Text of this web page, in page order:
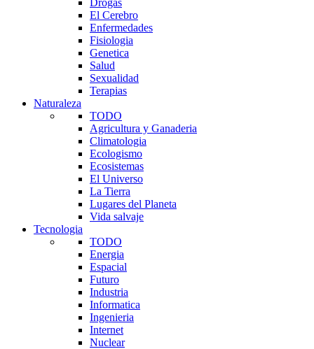
El Cerebro
Enfermedades
Fisiologia
Genetica
Salud
Sexualidad
Terapias
Naturaleza
TODO
Agricultura y Ganaderia
Climatologia
Ecologismo
Ecosistemas
El Universo
La Tierra
Lugares del Planeta
Vida salvaje
Tecnologia
TODO
Energia
Espacial
Futuro
Industria
Informatica
Ingenieria
Internet
Nuclear